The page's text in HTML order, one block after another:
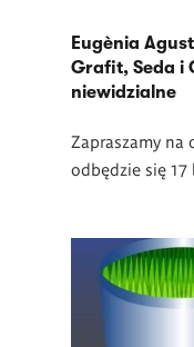
Eugènia
Grafit, Seda i
niewidzialne
Zapraszamy na
odbędzie się 17